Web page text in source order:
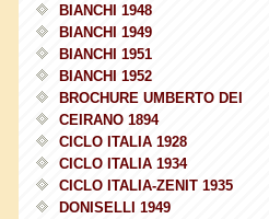
BIANCHI 1948
BIANCHI 1949
BIANCHI 1951
BIANCHI 1952
BROCHURE UMBERTO DEI
CEIRANO 1894
CICLO ITALIA 1928
CICLO ITALIA 1934
CICLO ITALIA-ZENIT 1935
DONISELLI 1949